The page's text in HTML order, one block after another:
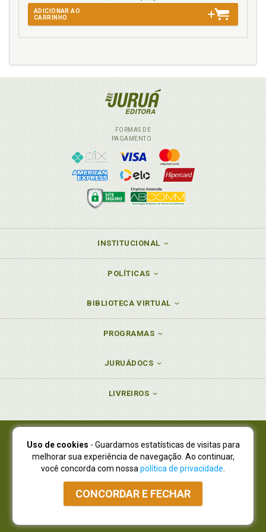
ADICIONAR AO
CARRINHO
FORMAS DE
PAGAMENTO
INSTITUCIONAL
POLÍTICAS
BIBLIOTECA VIRTUAL
PROGRAMAS
JURUÁDOCS
LIVREIROS
Juruá Editora Ltda., CNPJ 77.535.508/0001-19
Juruá Informática Ltda., CNPJ 01.701.561/0001-80
NOVO ENDEREÇO:R. Flávio Dallegrave, 7665, São Lourenço |
Curitiba - Paraná - CEP 82210-310
Atendimento: (41) 4009-3900|Vendas Atacado: (41) 4009-3939
Atendimento via Whatsapp
Uso de cookies - Guardamos estatísticas de visitas para
melhorar sua experiência de navegação. Ao continuar,
você concorda com nossa política de privacidade
CONCORDAR E FECHAR